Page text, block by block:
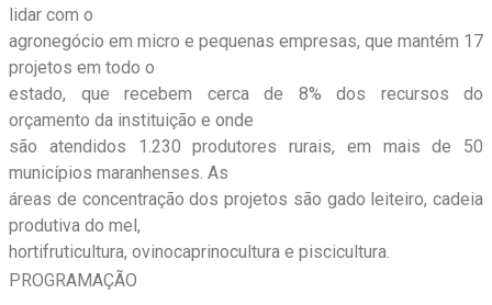
lidar com o
agronegócio em micro e pequenas empresas, que mantém 17
projetos em todo o
estado, que recebem cerca de 8% dos recursos do
orçamento da instituição e onde
são atendidos 1.230 produtores rurais, em mais de 50
municípios maranhenses. As
áreas de concentração dos projetos são gado leiteiro, cadeia
produtiva do mel,
hortifruticultura, ovinocaprinocultura e piscicultura.
PROGRAMAÇÃO